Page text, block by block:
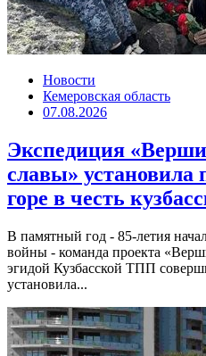
Новости
Кемеровская область
07.08.2026
Экспедиция
славы»
горе в честь
В памятный год - 85-летия
войны - команда проекта
эгидой Кузбасской ТПП
установила...